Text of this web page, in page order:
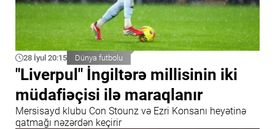
28 İyul 20:15 Dünya futbolu
"Liverpul" İngiltərə millisinin iki
müdafiəçisi ilə maraqlanır
Mersisayd klubu Con Stounz və Ezri Konsanı heyətinə
qatmağı nəzərdən keçirir